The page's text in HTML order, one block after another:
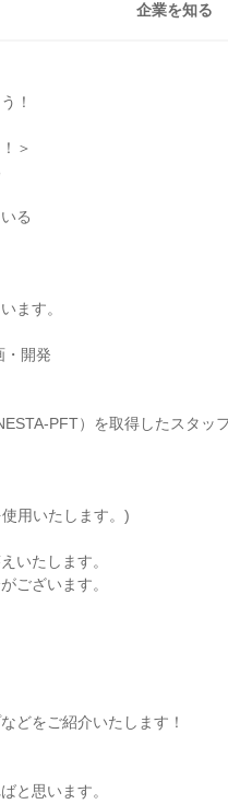
企業を知る
！
＞
る
ます。
・開発
PFT）を取得したスタッ
用いたします。)
いたします。
ございます。
どをご紹介いたします！
と思います。